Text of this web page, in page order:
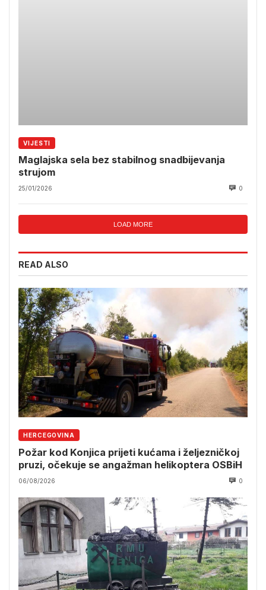
VIJESTI
Maglajska sela bez stabilnog snadbijevanja
strujom
25/01/2026 0
LOAD MORE
READ ALSO
HERCEGOVINA
Požar kod Konjica prijeti kućama i željezničkoj
pruzi, očekuje se angažman helikoptera OSBiH
06/08/2026 0